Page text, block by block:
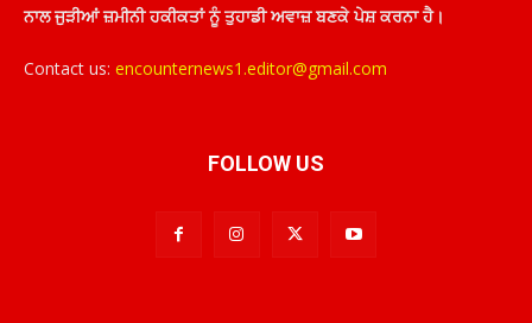
ਨਾਲ ਜੁੜੀਆਂ ਜ਼ਮੀਨੀ ਹਕੀਕਤਾਂ ਨੂੰ ਤੁਹਾਡੀ ਅਵਾਜ਼ ਬਣਕੇ ਪੇਸ਼ ਕਰਨਾ ਹੈ।
Contact us: encounternews1.editor@gmail.com
FOLLOW US